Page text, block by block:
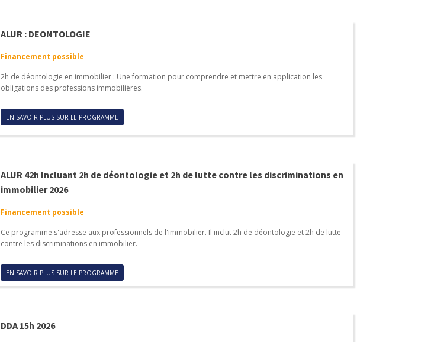
ALUR : DEONTOLOGIE
Financement possible
2h de déontologie en immobilier : Une formation pour comprendre et mettre en application les
obligations des professions immobilières.
EN SAVOIR PLUS SUR LE PROGRAMME
ALUR 42h Incluant 2h de déontologie et 2h de lutte contre les discriminations en
immobilier 2026
Financement possible
Ce programme s'adresse aux professionnels de l'immobilier. Il inclut 2h de déontologie et 2h de lutte
contre les discriminations en immobilier.
EN SAVOIR PLUS SUR LE PROGRAMME
DDA 15h 2026